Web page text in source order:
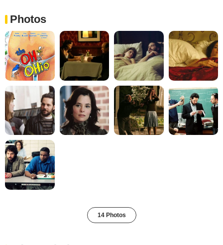
Photos
14 Photos